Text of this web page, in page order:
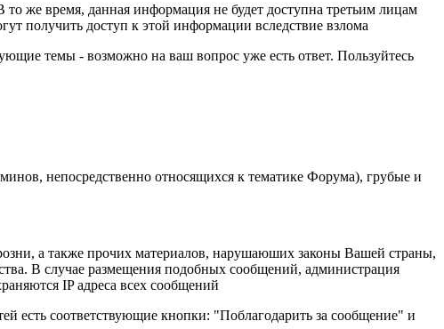
то же время, данная информация не будет доступна третьим лицам
получить доступ к этой информации вследствие взлома
темы - возможно на ваш вопрос уже есть ответ. Пользуйтесь
непосредственно относящихся к тематике Форума), грубые и
а также прочих материалов, нарушаюших законы Вашей страны,
В случае размещения подобных сообщений, администрация
IP адреса всех сообщений
есть соответствующие кнопки: "Поблагодарить за сообщение" и